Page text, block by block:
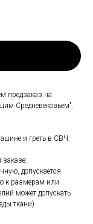
предзаказ на
Средневековьем".
и греть в СВЧ.
допускается
к размерам или
может допускать
ткани).